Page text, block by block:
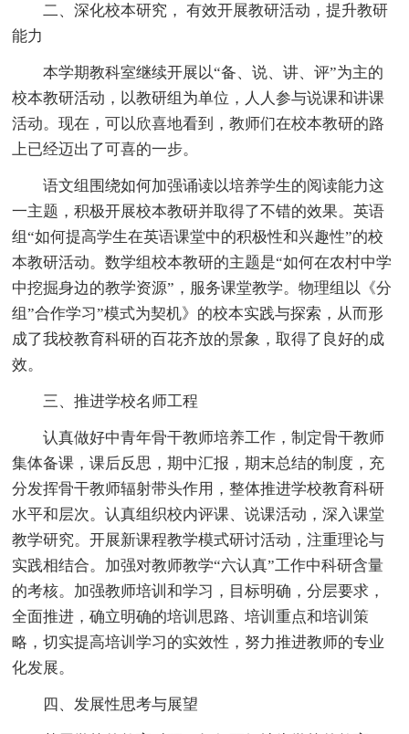
二、深化校本研究， 有效开展教研活动，提升教研
能力
本学期教科室继续开展以“备、说、讲、评”为主的
校本教研活动，以教研组为单位，人人参与说课和讲课
活动。现在，可以欣喜地看到，教师们在校本教研的路
上已经迈出了可喜的一步。
语文组围绕如何加强诵读以培养学生的阅读能力这
一主题，积极开展校本教研并取得了不错的效果。英语
组“如何提高学生在英语课堂中的积极性和兴趣性”的校
本教研活动。数学组校本教研的主题是“如何在农村中学
中挖掘身边的教学资源”，服务课堂教学。物理组以《分
组”合作学习”模式为契机》的校本实践与探索，从而形
成了我校教育科研的百花齐放的景象，取得了良好的成
效。
三、推进学校名师工程
认真做好中青年骨干教师培养工作，制定骨干教师
集体备课，课后反思，期中汇报，期末总结的制度，充
分发挥骨干教师辐射带头作用，整体推进学校教育科研
水平和层次。认真组织校内评课、说课活动，深入课堂
教学研究。开展新课程教学模式研讨活动，注重理论与
实践相结合。加强对教师教学“六认真”工作中科研含量
的考核。加强教师培训和学习，目标明确，分层要求，
全面推进，确立明确的培训思路、培训重点和培训策
略，切实提高培训学习的实效性，努力推进教师的专业
化发展。
四、发展性思考与展望